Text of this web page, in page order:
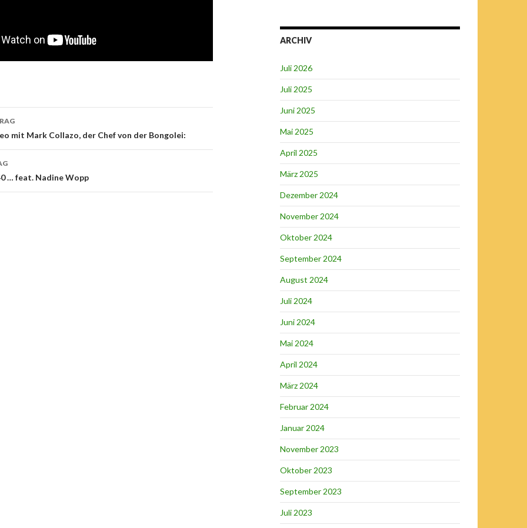
mit Mark Collazo, der Chef von der Bongolei:
… feat. Nadine Wopp
ARCHIV
Juli 2026
Juli 2025
Juni 2025
Mai 2025
April 2025
März 2025
Dezember 2024
November 2024
Oktober 2024
September 2024
August 2024
Juli 2024
Juni 2024
Mai 2024
April 2024
März 2024
Februar 2024
Januar 2024
November 2023
Oktober 2023
September 2023
Juli 2023